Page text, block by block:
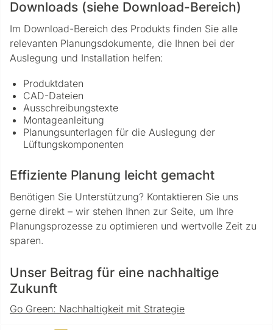
Downloads (siehe Download-Bereich)
Im Download-Bereich des Produkts finden Sie alle
relevanten Planungsdokumente, die Ihnen bei der
Auslegung und Installation helfen:
Produktdaten
CAD-Dateien
Ausschreibungstexte
Montageanleitung
Planungsunterlagen für die Auslegung der
Lüftungskomponenten
Effiziente Planung leicht gemacht
Benötigen Sie Unterstützung? Kontaktieren Sie uns
gerne direkt – wir stehen Ihnen zur Seite, um Ihre
Planungsprozesse zu optimieren und wertvolle Zeit zu
sparen.
Unser Beitrag für eine nachhaltige
Zukunft
Go Green: Nachhaltigkeit mit Strategie